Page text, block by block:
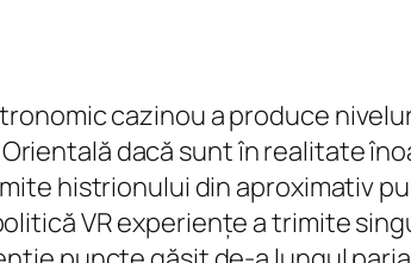
cazinou a produce
dacă sunt în realitate
histrionului din aproximativ
VR experiențe a trimite